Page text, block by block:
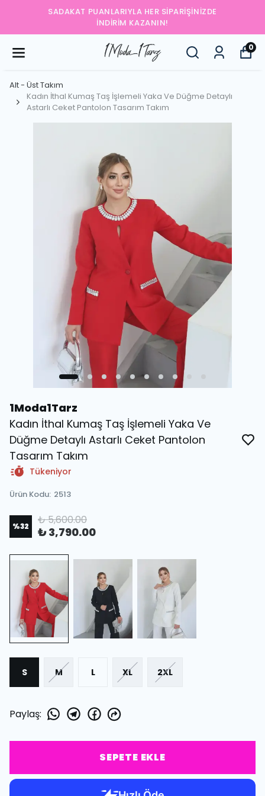
SADAKAT PUANLARIYLA HER SIPARIŞINIZDE
İNDIRIM KAZANIN!
0
Alt - Üst Takım
Kadın İthal Kumaş Taş İşlemeli Yaka Ve Düğme Detaylı
Astarlı Ceket Pantolon Tasarım Takım
1Moda1Tarz
Kadın İthal Kumaş Taş İşlemeli Yaka Ve
Düğme Detaylı Astarlı Ceket Pantolon
Tasarım Takım
Tükeniyor
Ürün Kodu: 2513
%32 ₺ 5,600.00
₺ 3,790.00
S M L XL 2XL
Paylaş:
SEPETE EKLE